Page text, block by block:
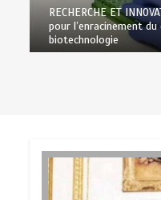
RECHERCHE ET
pour l’enracinement
biotechnologie